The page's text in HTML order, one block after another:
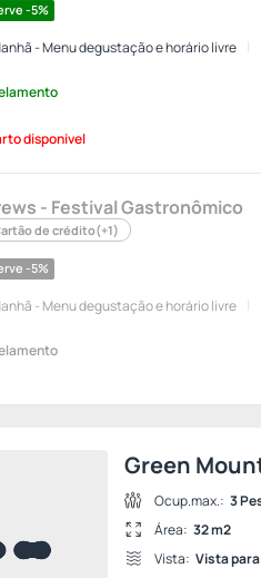
-5%
- Menu degustação e horário livre
disponível
- Festival Gastronômico
de crédito(+1)
-5%
- Menu degustação e horário livre
Green
Ocup.max.: 3
Área: 32 m2
Vista: Vista